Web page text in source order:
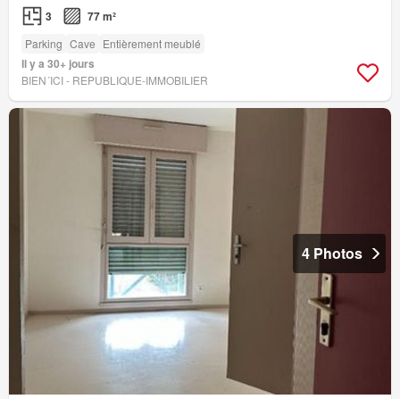
3 77 m²
Parking Cave Entièrement meublé
Il y a 30+ jours
BIEN´ICI - REPUBLIQUE-IMMOBILIER
4 Photos